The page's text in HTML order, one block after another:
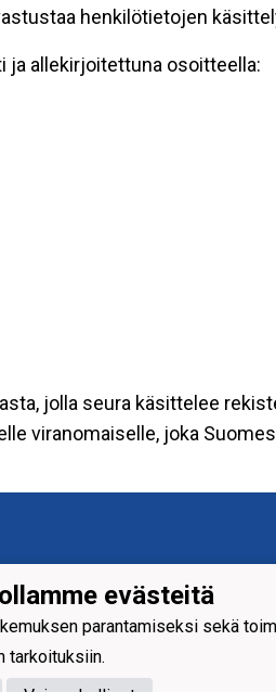
henkilötietojen
ja allekirjoitettuna osoitteella:
jolla seura käsittelee
viranomaiselle, joka
evästeitä
parantamiseksi sekä
tarkoituksiin.